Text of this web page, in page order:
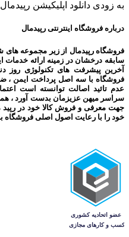
به زودی دانلود اپلیکیشن رپیدمال
درباره فروشگاه اینترنتی رپیدمال
فروشگاه رپیدمال از زیر مجموعه های
سابقه درخشان در زمینه ارائه خدمات
آخرین پیشرفت های تکنولوژی روز
فروشگاه با سه اصل پرداخت ایمن ،
عدم تائید اصالت توانسته است
سراسر میهن عزیزمان بدست آورد ،
جهت معرفی و فروش کالا خود در رپید
خود را با رعایت اصول اصلی فروشگاه